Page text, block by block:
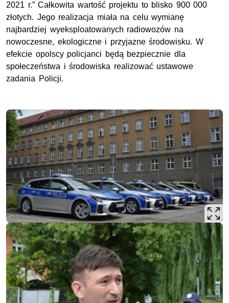
2021 r.” Całkowita wartość projektu to blisko 900000
złotych. Jego realizacja miała na celu wymianę
najbardziej wyeksploatowanych radiowozów na
nowoczesne, ekologiczne i przyjazne środowisku. W
efekcie opolscy policjanci będą bezpiecznie dla
społeczeństwa i środowiska realizować ustawowe
zadania Policji.